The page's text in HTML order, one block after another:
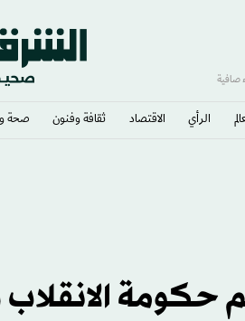
صافية
الرأي الاقتصاد ثقافة وفنون صحة
حكومة